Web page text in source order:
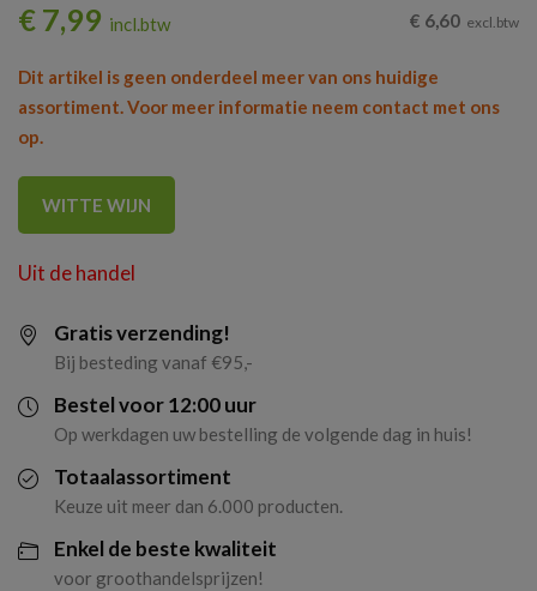
€ 7,99 incl.btw € 6,60 excl.btw
Dit artikel is geen onderdeel meer van ons huidige
assortiment. Voor meer informatie neem contact met ons
op.
WITTE WIJN
Uit de handel
Gratis verzending!
Bij besteding vanaf €95,-
Bestel voor 12:00 uur
Op werkdagen uw bestelling de volgende dag in huis!
Totaalassortiment
Keuze uit meer dan 6.000 producten.
Enkel de beste kwaliteit
voor groothandelsprijzen!